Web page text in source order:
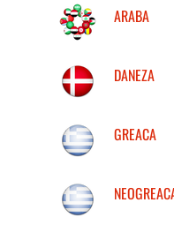
ARABA
DANEZA
GREACA